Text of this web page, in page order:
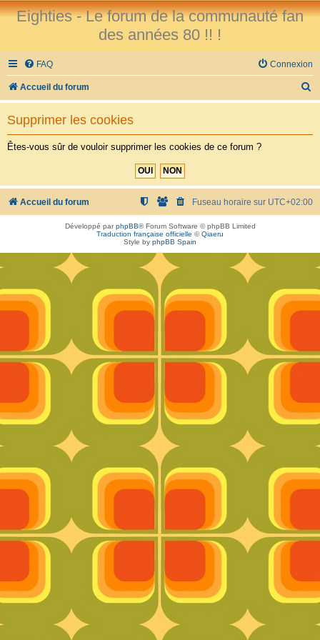
Eighties - Le forum de la communauté fan
des années 80 !! !
FAQ Connexion
Accueil du forum
e
h
r
Supprimer les cookies
Êtes-vous sûr de vouloir supprimer les cookies de ce forum ?
Accueil du forum Fuseau horaire sur UTC+02:00
Développé parphpBB® Forum Software © phpBB Limited
Traduction française officielle ©Qiaeru
Style by phpBB Spain